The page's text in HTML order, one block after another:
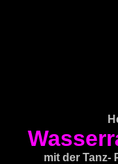
mit der Tanz-